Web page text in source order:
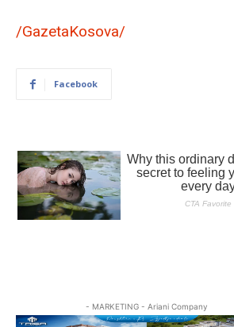
/GazetaKosova/
Facebook
- MARKETING - Ariani Company